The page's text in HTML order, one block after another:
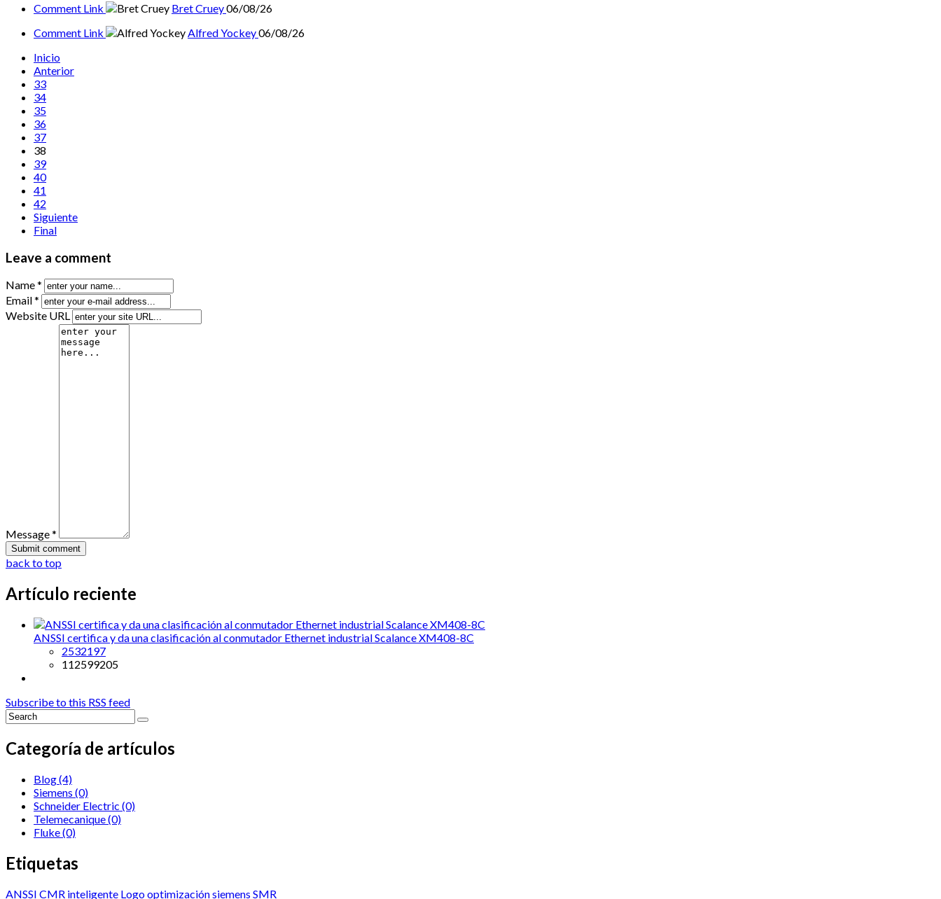
Comment Link
Bret Cruey06/08/26
Comment Link
Alfred Yockey06/08/26
Inicio
Anterior
33
34
35
36
37
38
39
40
41
42
Siguiente
Final
Leave a comment
Name *
Email *
Website URL
Message *
back to top
Artículo reciente
ANSSI certifica y da una clasificación al conmutador Ethernet industrial Scalance XM408-8C
2532197
112599205
Subscribe to this RSS feed
Categoría de artículos
Blog(4)
Siemens (0)
Schneider Electric (0)
Telemecanique(0)
Fluke(0)
Etiquetas
ANSSI CMR inteligente Logooptimizaciónsiemens SMR